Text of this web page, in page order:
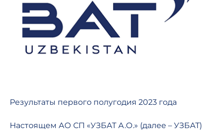
Результаты первого полугодия 2023 года
Настоящем АО СП «УЗБАТ А.О.» (далее – УЗБАТ)